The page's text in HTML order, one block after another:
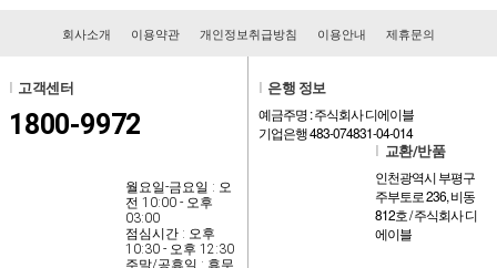
회사소개 이용약관 개인정보취급방침 이용안내 제휴문의
l 고객센터
1800-9972
월요일-금요일 : 오
전 10:00 - 오후
03:00
점심시간 : 오후
10:30 - 오후 12:30
주말/공휴일 : 휴무
l 은행 정보
예금주명 : 주식회사 디에이블
기업은행 483-074831-04-014
l 교환/반품
인천광역시 부평구
주부토로 236, 비동
812호 / 주식회사 디
에이블